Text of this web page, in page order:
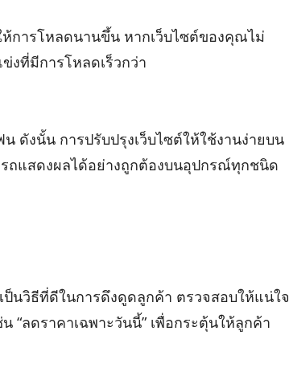
การโหลดนานขึ้น หากเว็บไซต์ของคุณไม่
งที่มีการโหลดเร็วกว่า
ดังนั้น การปรับปรุงเว็บไซต์ให้ใช้งานง่ายบน
ถแสดงผลได้อย่างถูกต้องบนอุปกรณ์ทุกชนิด
นวิธีที่ดีในการดึงดูดลูกค้า ตรวจสอบให้แน่ใจ
“ลดราคาเฉพาะวันนี้” เพื่อกระตุ้นให้ลูกค้า